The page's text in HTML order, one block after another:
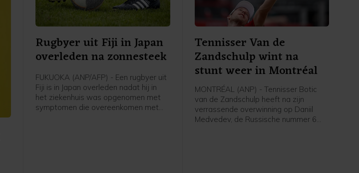
Rugbyer uit Fiji in Japan
overleden na zonnesteek
FUKUOKA (ANP/AFP) - Een rugbyer uit
Fiji is in Japan overleden nadat hij in
het ziekenhuis was opgenomen met
symptomen die overeenkomen met
Tennisser Van de
Zandschulp wint na
stunt weer in Montréal
MONTRÉAL (ANP) - Tennisser Botic
van de Zandschulp heeft na zijn
verrassende overwinning op Daniil
Medvedev, de Russische nummer 6